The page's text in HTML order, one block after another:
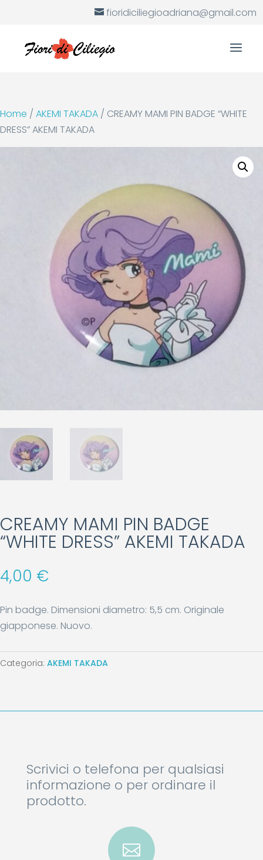
fioridiciliegioadriana@gmail.com
Home / AKEMI TAKADA / CREAMY MAMI PIN BADGE “WHITE
DRESS” AKEMI TAKADA
CREAMY MAMI PIN BADGE
“WHITE DRESS” AKEMI TAKADA
4,00 €
Pin badge. Dimensioni diametro: 5,5 cm. Originale
giapponese. Nuovo.
Categoria: AKEMI TAKADA
Scrivici o telefona per qualsiasi
informazione o per ordinare il
prodotto.
